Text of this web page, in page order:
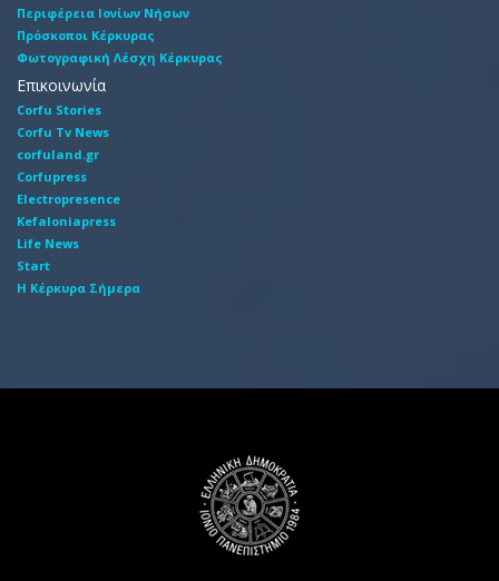
Περιφέρεια Ιονίων Νήσων
Πρόσκοποι Κέρκυρας
Φωτογραφική Λέσχη Κέρκυρας
Επικοινωνία
Corfu Stories
Corfu Tv News
corfuland.gr
Corfupress
Electropresence
Kefaloniapress
Life News
Start
Η Κέρκυρα Σήμερα